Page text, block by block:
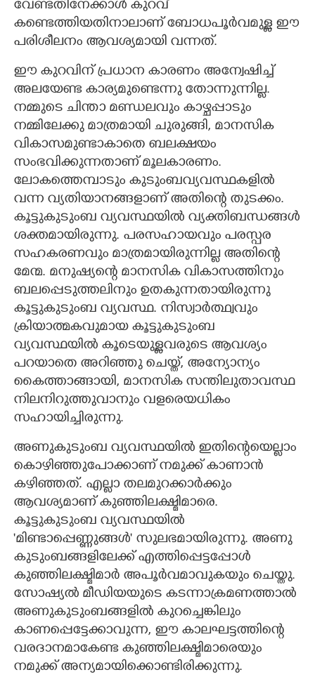
വേണ്ടതിനേക്കാൾ കുറവ്‌
കണ്ടെത്തിയതിനാലാണ്‌ ബോധപൂർവമുള്ള ഈ
പരിശീലനം ആവശ്യമായി വന്നത്‌.
ഈ കുറവിന് പ്രധാന കാരണം അന്വേഷിച്ച്‌
അലയേണ്ട കാര്യമുണ്ടെന്നു തോന്നുന്നില്ല.
നമ്മുടെ ചിന്താ മണ്ഡലവും കാഴ്ചപ്പാടും
നമ്മിലേക്കു മാത്രമായി ചുരുങ്ങി, മാനസിക
വികാസമുണ്ടാകാതെ ബലക്ഷയം
സംഭവിക്കുന്നതാണ്‌ മൂലകാരണം.
ലോകത്തെമ്പാടും കുടുംബവ്യവസ്ഥകളിൽ
വന്ന വ്യതിയാനങ്ങളാണ്‌ അതിന്റെ തുടക്കം.
കൂട്ടുകുടുംബ വ്യവസ്ഥയിൽ വ്യക്തിബന്ധങ്ങൾ
ശക്തമായിരുന്നു. പരസഹായവും പരസ്പര
സഹകരണവും മാത്രമായിരുന്നില്ല അതിന്റെ
മേന്മ. മനുഷ്യന്റെ മാനസിക വികാസത്തിനും
ബലപ്പെടുത്തലിനും ഉതകുന്നതായിരുന്നു
കൂട്ടുകുടുംബ വ്യവസ്ഥ. നിസ്വാർത്ഥ്വവും
ക്രിയാത്മകവുമായ കൂട്ടുകുടുംബ
വ്യവസ്ഥയിൽ കൂടെയുള്ളവരുടെ ആവശ്യം
പറയാതെ അറിഞ്ഞു ചെയ്ത്‌, അന്യോന്യം
കൈത്താങ്ങായി, മാനസിക സന്തിലുതാവസ്ഥ
നിലനിറുത്തുവാനും വളരെയധികം
സഹായിച്ചിരുന്നു.
അണുകുടുംബ വ്യവസ്ഥയിൽ ഇതിന്റെയെല്ലാം
കൊഴിഞ്ഞുപോക്കാണ്‌ നമുക്ക്‌ കാണാൻ
കഴിഞ്ഞത്‌. എല്ലാ തലമുറക്കാർക്കും
ആവശ്യമാണ്‌ കുഞ്ഞിലക്ഷ്മിമാരെ.
കൂട്ടുകുടുംബ വ്യവസ്ഥയിൽ
'മിണ്ടാപ്പെണ്ണുങ്ങൾ" സുലഭമായിരുന്നു. അണു
കുടുംബങ്ങളിലേക്ക്‌ എത്തിപ്പെട്ടപ്പോൾ
കുഞ്ഞിലക്ഷ്മിമാർ അപൂർവമാവുകയും ചെയ്തു.
സോഷ്യൽ മീഡിയയുടെ കടന്നാക്രമണത്താൽ
അണുകുടുംബങ്ങളിൽ കുറച്ചെങ്കിലും
കാണപ്പെട്ടേക്കാവുന്ന, ഈ കാലഘട്ടത്തിന്റെ
വരദാനമാകേണ്ട കുഞ്ഞിലക്ഷ്മിമാരെയും
നമുക്ക്‌ അന്യമായിക്കൊണ്ടിരിക്കുന്നു.